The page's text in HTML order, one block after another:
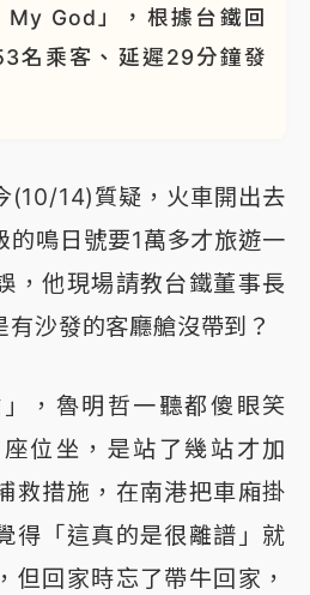
God」，根據台鐵回
名乘客、延遲29分鐘發
(10/14)質疑，火車開出去
的鳴日號要1萬多才旅遊一
，他現場請教台鐵董事長
沙發的客廳艙沒帶到？
，魯明哲一聽都傻眼笑
位坐，是站了幾站才加
救措施，在南港把車廂掛
得「這真的是很離譜」就
但回家時忘了帶牛回家，